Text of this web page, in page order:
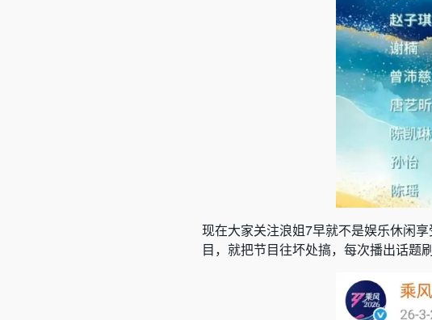
现在大家关注浪姐7早就不是娱乐休闲
目，就把节目往坏处搞，每次播出话题